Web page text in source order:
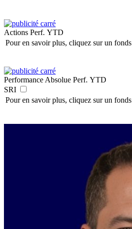
Actions Perf. YTD
Pour en savoir plus, cliquez sur un fonds
Performance Absolue Perf. YTD
SRI
Pour en savoir plus, cliquez sur un fonds